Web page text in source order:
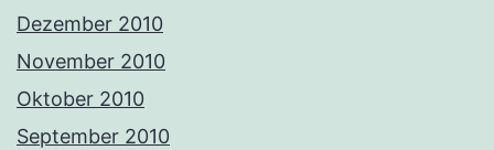
Dezember 2010
November 2010
Oktober 2010
September 2010